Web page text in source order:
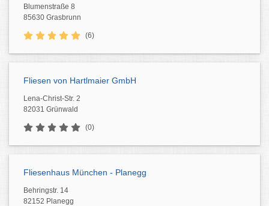
Blumenstraße 8
85630 Grasbrunn
(6)
Fliesen von Hartlmaier GmbH
Lena-Christ-Str. 2
82031 Grünwald
(0)
Fliesenhaus München - Planegg
Behringstr. 14
82152 Planegg